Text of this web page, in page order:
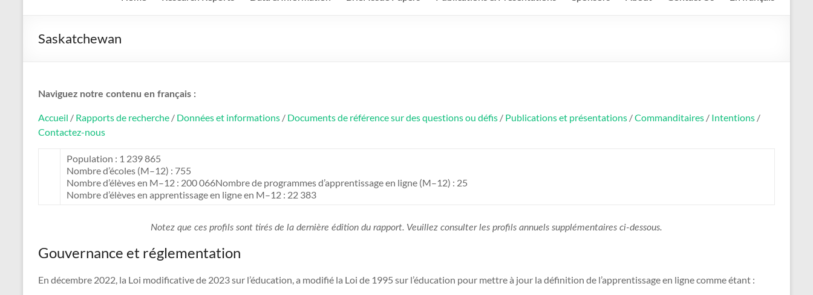
Saskatchewan
Naviguez notre contenu en français :
Accueil / Rapports de recherche / Données et informations / Documents de référence sur des questions ou défis / Publications et présentations /Commanditaires / Intentions /
Contactez-nous
Population : 1 239 865
Nombre d’écoles (M–12) : 755
Nombre d’élèves en M–12 : 200 066Nombre de programmes d’apprentissage en ligne (M–12) : 25
Nombre d’élèves en apprentissage en ligne en M–12 : 22 383
Notez que ces profils sont tirés de la dernière édition du rapport. Veuillez consulter les profils annuels supplémentaires ci-dessous.
Gouvernance et réglementation
En décembre 2022, la Loi modificative de 2023 sur l’éducation, a modifié la Loi de 1995 sur l’éducation pour mettre à jour la définition de l’apprentissage en ligne comme étant :